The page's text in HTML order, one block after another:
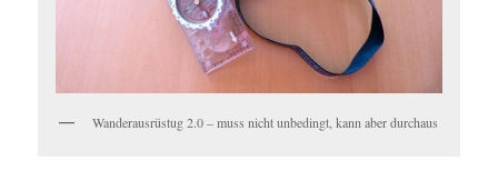
Wanderausrüstug 2.0 – muss nicht unbedingt, kann aber durchaus